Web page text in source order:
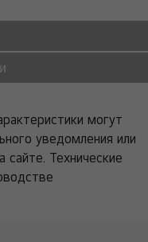
могут
уведомления или
сайте. Технические